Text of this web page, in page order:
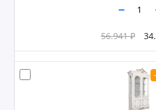
56.941 ₽